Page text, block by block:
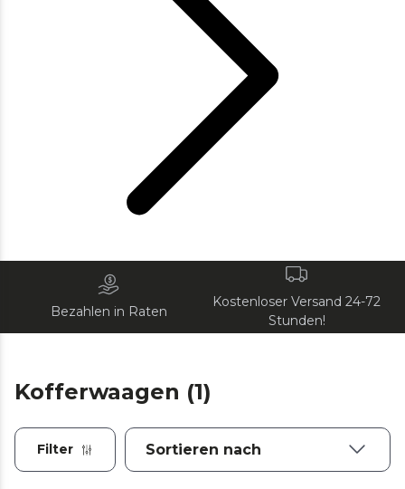
Bezahlen in Raten
Kostenloser Versand 24-72
Stunden!
Kofferwaagen (1)
Filter